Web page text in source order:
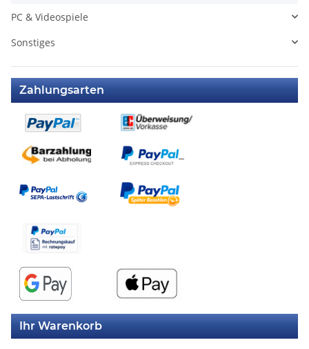
PC & Videospiele
Sonstiges
Zahlungsarten
Ihr Warenkorb